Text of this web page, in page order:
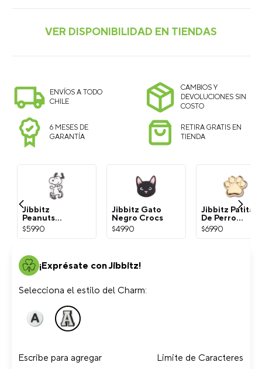
ENVÍOS A TODO
CHILE
CAMBIOS Y
DEVOLUCIONES SIN
COSTO
6 MESES DE
GARANTÍA
RETIRA GRATIS EN
TIENDA
Jibbitz
Peanuts
Snoopy
Blanco Crocs
$5990
Jibbitz Gato
Negro Crocs
$4990
Jibbitz Patita
De Perro
Dorada Crocs
$6990
¡Exprésate con Jibbitz!
Selecciona el estilo del Charm:
Escribe para agregar Limite de Caracteres